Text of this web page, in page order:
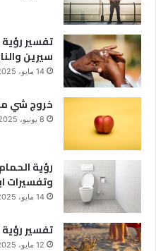
تفسير
سيرين
14 مايو، 2025
خروج شي
8 يونيو، 2025
رؤية
وتفسيرات
14 مايو، 2025
تفسير
12 مايو، 2025